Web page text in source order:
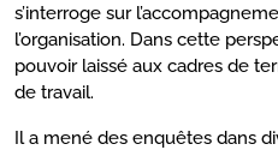
s’interroge sur
l’organisation. Dans cette
pouvoir laissé aux cadres de
de travail.
Il a mené des enquêtes dans